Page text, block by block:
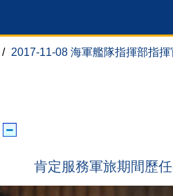
/ 2017-11-08 海軍艦隊指揮部指
肯定服務軍旅期間歷